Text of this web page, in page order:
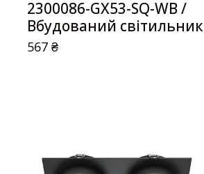
2300086-GX53-SQ-WB /
Вбудований світильник
567₴